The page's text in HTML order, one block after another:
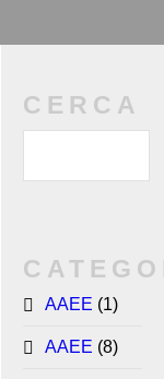
CERCA
AAEE (1)
AAEE (8)